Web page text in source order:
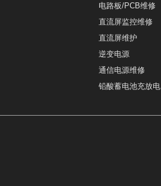
电路板/PCB维修
直流屏监控维修
直流屏维护
逆变电源
通信电源维修
铅酸蓄电池充放电